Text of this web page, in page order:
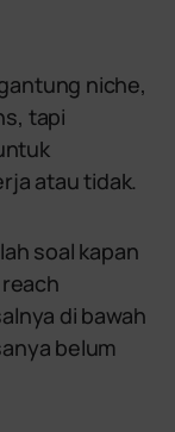
niche,
tapi
atau tidak.
soal kapan
di bawah
belum